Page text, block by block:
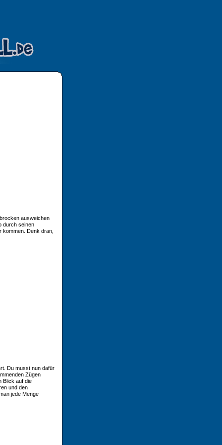
ausweichen
durch seinen
kommen. Denk dran,
Du musst nun dafür
Zügen
Blick auf die
und den
jede Menge